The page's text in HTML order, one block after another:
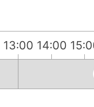
13:00 14:00